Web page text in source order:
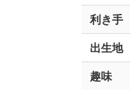
利き手
出生地
趣味